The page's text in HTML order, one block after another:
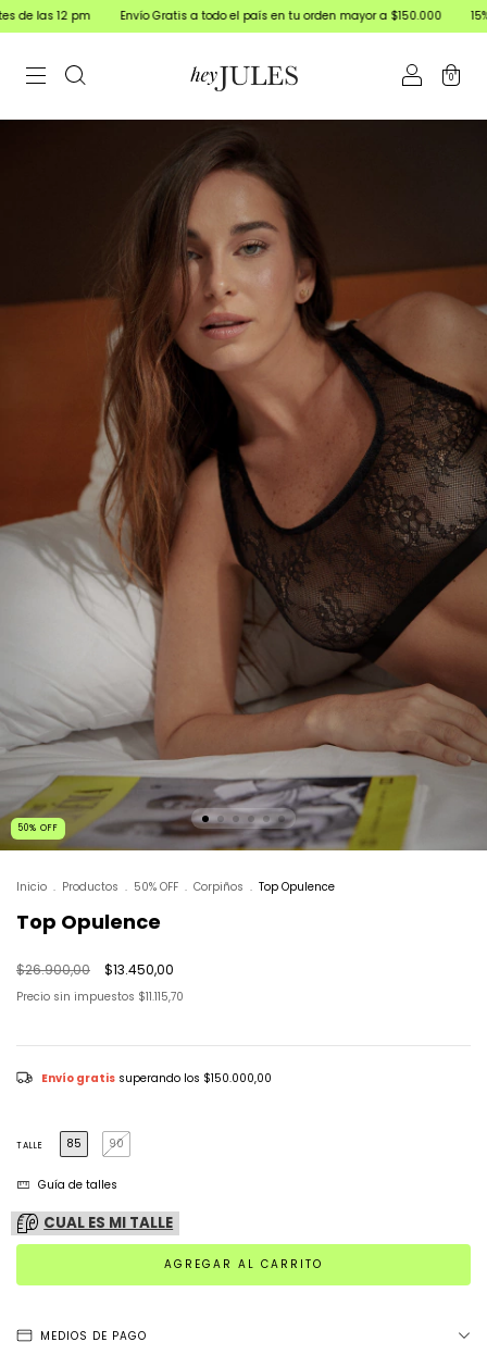
Envío Gratis a todo el país en tu orden mayor a $150.000 15% off
0
50% OFF
Inicio . Productos . 50% OFF . Corpiños . Top Opulence
Top Opulence
$26.900,00 $13.450,00
Precio sin impuestos $11.115,70
Envío gratis superando los $150.000,00
TALLE 85 90
Guía de talles
CUAL ES MI TALLE
MEDIOS DE PAGO